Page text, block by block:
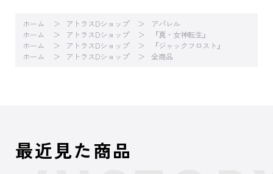
ホーム アトラスDショップ
アパレル
ホーム
アトラスDショップ
『真・女神転生』
ホーム
アトラスDショップ
『ジャックフロスト』
ホーム
アトラスDショップ 全商品
最近見た商品